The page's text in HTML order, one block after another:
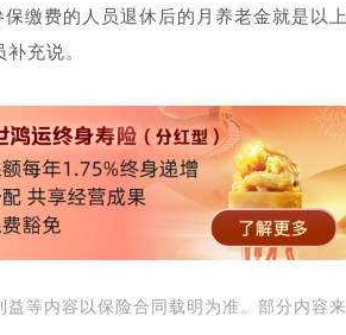
缴费的人员退休后的月养老金就是以
充说。
等内容以保险合同载明为准。部分内容来